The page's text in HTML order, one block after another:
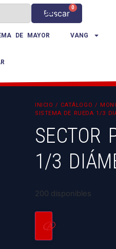
Buscar
0
DE MAYOR VANG
INICIO / CATÁLOGO /
SISTEMA DE RUEDA 1/3
SECTOR
1/3
200 disponibles